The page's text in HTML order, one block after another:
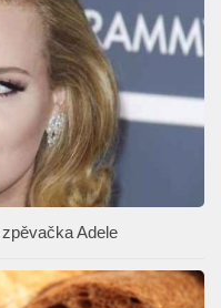
Adele